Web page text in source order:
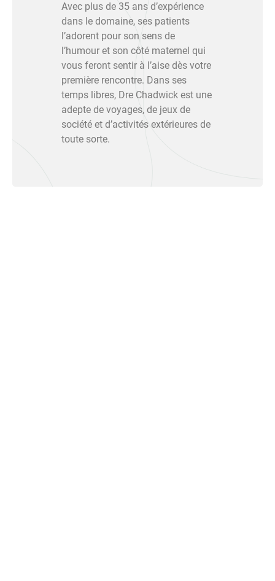
Avec plus de 35 ans d’expérience
dans le domaine, ses patients
l’adorent pour son sens de
l’humour et son côté maternel qui
vous feront sentir à l’aise dès votre
première rencontre. Dans ses
temps libres, Dre Chadwick est une
adepte de voyages, de jeux de
société et d’activités extérieures de
toute sorte.